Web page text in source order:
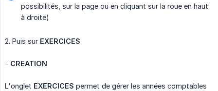
possibilités, sur la page ou en cliquant sur la roue en haut
à droite)
2. Puis sur EXERCICES
- CREATION
L'onglet EXERCICES permet de gérer les années comptables